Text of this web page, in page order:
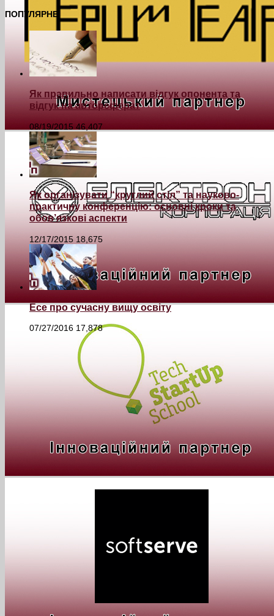
ПОПУЛЯРНЕ
Як правильно написати відгук опонента та
відгук на автореферат
08/19/2015 46,407
Як організувати “круглий стіл” та науково-
практичну конференцію: основні кроки та
обов’язкові аспекти
12/17/2015 18,675
Есе про сучасну вищу освіту
07/27/2016 17,878